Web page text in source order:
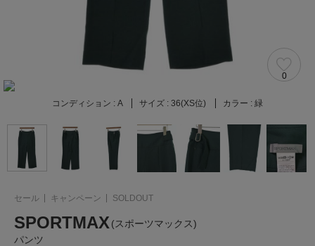
0
コンディション : A サイズ : 36(XS位) カラー : 緑
セール キャンペーン SOLDOUT
SPORTMAX (スポーツマックス)
パンツ